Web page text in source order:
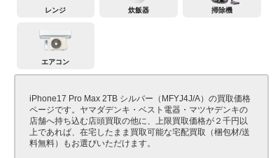
レンジ 炊飯器 掃除機
エアコン
iPhone17 Pro Max 2TB シルバー（MFYJ4J/A）の買取価格
ページです。ヤマダデンキ・ベスト電器・マツヤデンキの
店舗へ持ち込む店頭買取の他に、上限買取価格が２千円以
上であれば、在宅したまま買取可能な宅配買取（梱包材/送
料無料）もお選びいただけます。